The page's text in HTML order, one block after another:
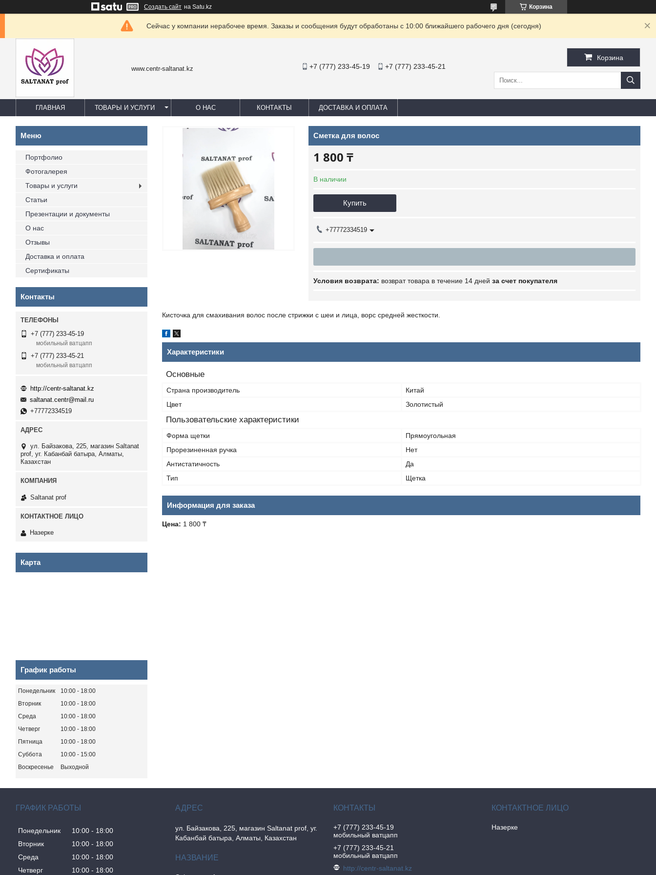
Создать сайт на Satu.kz Корзина
Сейчас у компании нерабочее время. Заказы и сообщения будут обработаны с 10:00 ближайшего рабочего дня (сегодня)
www.centr-saltanat.kz +7 (777) 233-45-19 +7 (777) 233-45-21
Корзина
ГЛАВНАЯ ТОВАРЫ И УСЛУГИ О НАС КОНТАКТЫ ДОСТАВКА И ОПЛАТА
Сметка для волос
1 800 ₸
В наличии
Купить
+77772334519
возврат товара в течение 14 дней за счет покупателя
Кисточка для смахивания волос после стрижки с шеи и лица, ворс средней жесткости.
Характеристики
Основные
Страна производитель
Китай
Цвет
Золотистый
Пользовательские характеристики
Форма щетки
Прямоугольная
Прорезиненная ручка
Нет
Антистатичность
Да
Тип
Щетка
Информация для заказа
Цена: 1 800 ₸
Портфолио
Фотогалерея
Товары и услуги
Статьи
Презентации и документы
О нас
Отзывы
Доставка и оплата
Сертификаты
Контакты
+7 (777) 233-45-19
мобильный ватцапп
+7 (777) 233-45-21
мобильный ватцапп
http://centr-saltanat.kz
saltanat.centr@mail.ru
+77772334519
ул. Байзакова, 225, магазин Saltanat
prof, уг. Кабанбай батыра, Алматы,
Казахстан
Saltanat prof
Назерке
Карта
График работы
Понедельник 10:00
18:00
Вторник
10:00
18:00
Среда
10:00
18:00
Четверг
10:00
18:00
Пятница
10:00
18:00
Суббота
10:00
15:00
Воскресенье
Выходной
ГРАФИК РАБОТЫ
Понедельник 10:00
18:00
Вторник
10:00
18:00
Среда
10:00
18:00
Четверг
10:00 18:00
ул. Байзакова, 225, магазин Saltanat prof, уг.
Кабанбай батыра, Алматы, Казахстан
+7 (777) 233-45-19
мобильный ватцапп
+7 (777) 233-45-21
мобильный ватцапп
http://centr-saltanat.kz
Назерке